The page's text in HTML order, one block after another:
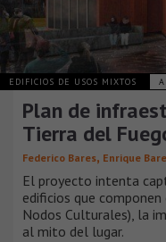
EDIFICIOS DE USOS MIXTOS
Plan de
Tierra del
Federico Bares, Enrique
El proyecto intenta
edificios que
Nodos Culturales), la
al mito del lugar.